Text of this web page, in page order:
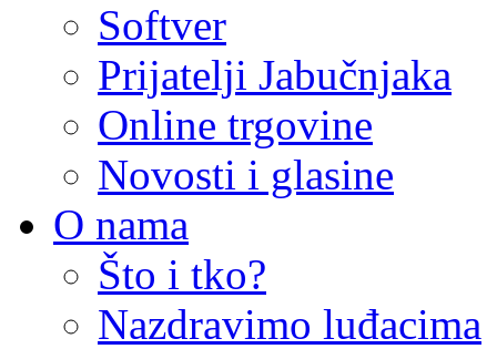
Softver
Prijatelji Jabučnjaka
Online trgovine
Novosti i glasine
O nama
Što i tko?
Nazdravimo luđacima